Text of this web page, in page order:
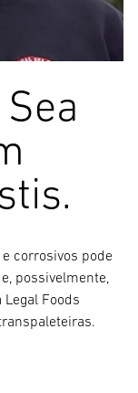
corrosivos pode
possivelmente,
Foods